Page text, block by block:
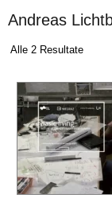
Andreas
Alle 2 Resultate